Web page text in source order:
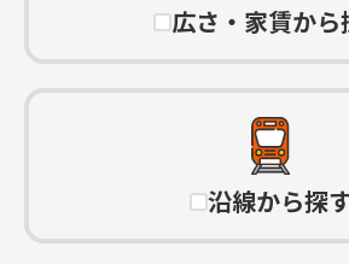
広さ・家賃から
沿線から探